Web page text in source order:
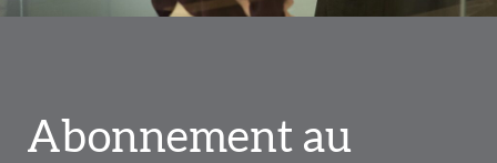
Abonnement au